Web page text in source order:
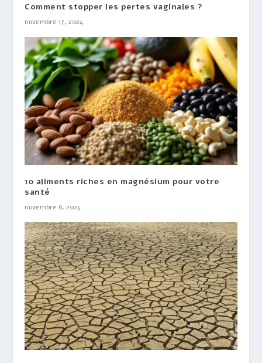
Comment stopper les pertes vaginales ?
novembre 17, 2024
10 aliments riches en magnésium pour votre
santé
novembre 6, 2024